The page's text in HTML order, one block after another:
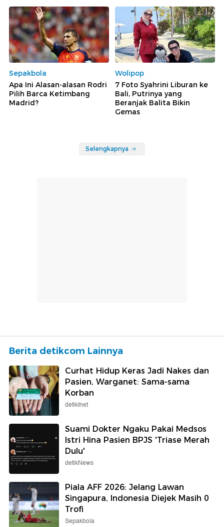
Sepakbola
Apa Ini Alasan-alasan Rodri
Pilih Barca Ketimbang
Madrid?
Wolipop
7 Foto Syahrini Liburan ke
Bali, Putrinya yang
Beranjak Balita Bikin
Gemas
Selengkapnya
Berita detikcom Lainnya
Curhat Hidup Keras Jadi Nakes dan
Pasien, Warganet: Sama-sama
Korban
detikInet
Suami Dokter Ngaku Pakai Medsos
Istri Hina Pasien BPJS 'Triase Merah
Dulu'
detikNews
Piala AFF 2026: Jelang Lawan
Singapura, Indonesia Diejek Masih 0
Trofi
Sepakbola